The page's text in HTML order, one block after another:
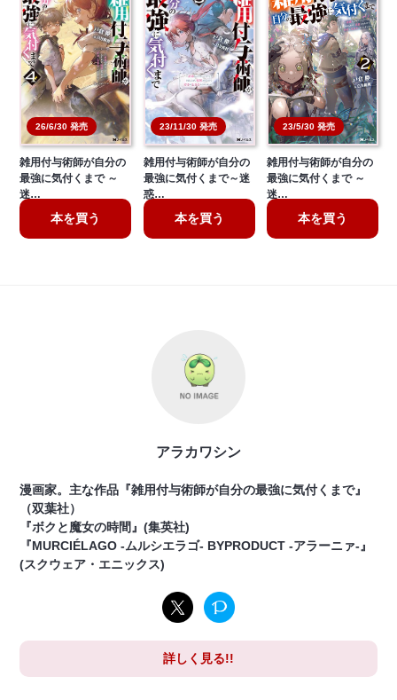
26/6/30 発売
雑用付与術師が自分の
最強に気付くまで ～
迷…
本を買う
23/11/30 発売
雑用付与術師が自分の
最強に気付くまで～迷
惑…
本を買う
23/5/30 発売
雑用付与術師が自分の
最強に気付くまで ～
迷…
本を買う
アラカワシン
漫画家。主な作品『雑用付与術師が自分の最強に気付くまで』
（双葉社）
『ボクと魔女の時間』(集英社)
『MURCIÉLAGO -ムルシエラゴ- BYPRODUCT -アラーニァ-』
(スクウェア・エニックス)
詳しく見る!!